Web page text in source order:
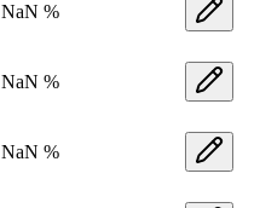
NaN %
NaN %
NaN %